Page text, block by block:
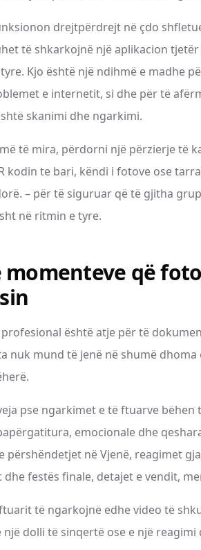
drejtpërdrejt në çdo
të shkarkojnë një aplikacion
Kjo është një ndihmë e madhe
e internetit, si dhe për të
skanimi dhe ngarkimi.
të mira, përdorni një përzierje të
kodin te bari, këndi i fotove ose
– për të siguruar që të gjitha
në ritmin e tyre.
momenteve që
është atje për të
nuk mund të jenë në shumë
pse ngarkimet e të ftuarve bëhen
emocionale dhe
përshëndetjet në Vjenë, reagimet
festës finale, detajet e vendit,
të ngarkojnë edhe video të
një dolli të sinqertë ose e një